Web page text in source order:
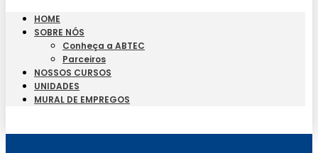
HOME
SOBRE NÓS
Conheça a ABTEC
Parceiros
NOSSOS CURSOS
UNIDADES
MURAL DE EMPREGOS